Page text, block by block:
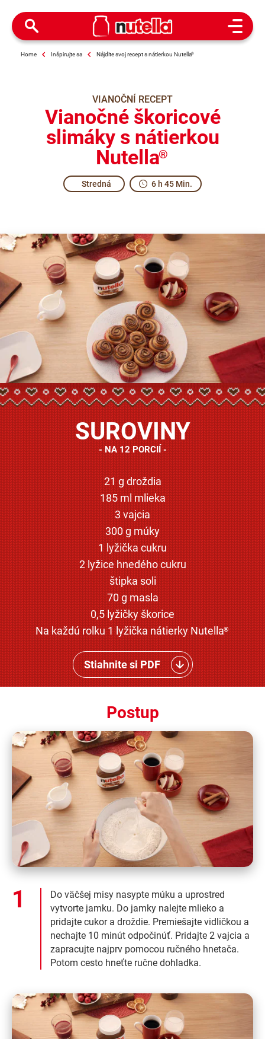
Open
Home Inšpirujte sa Nájdite svoj recept s nátierkou Nutella®
VIANOČNÍ RECEPT
Vianočné škoricové
slimáky s nátierkou
Nutella®
Stredná 6 h 45 Min.
SUROVINY
NA 12 PORCIÍ
21 g droždia
185 ml mlieka
3 vajcia
300 g múky
1 lyžička cukru
2 lyžice hnedého cukru
štipka soli
70 g masla
0,5 lyžičky škorice
Na každú rolku 1 lyžička nátierky Nutella®
Stiahnite si PDF
Postup
Do väčšej misy nasypte múku a uprostred
vytvorte jamku. Do jamky nalejte mlieko a
pridajte cukor a droždie. Premiešajte vidličkou a
nechajte 10 minút odpočinúť. Pridajte 2 vajcia a
zapracujte najprv pomocou ručného hnetača.
Potom cesto hneťte ručne dohladka.